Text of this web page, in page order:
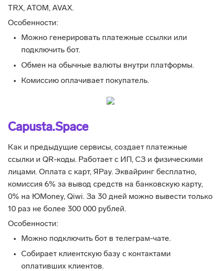
TRX, ATOM, AVAX.
Особенности:
Можно генерировать платежные ссылки или
подключить бот.
Обмен на обычные валюты внутри платформы.
Комиссию оплачивает покупатель.
Capusta.Space
Как и предыдущие сервисы, создает платежные
ссылки и QR-коды. Работает с ИП, СЗ и физическими
лицами. Оплата с карт, ЯPay. Эквайринг бесплатно,
комиссия 6% за вывод средств на банковскую карту,
0% на ЮMoney, Qiwi. За 30 дней можно вывести только
10 раз не более 300 000 рублей.
Особенности:
Можно подключить бот в телеграм-чате.
Собирает клиентскую базу с контактами
оплативших клиентов.